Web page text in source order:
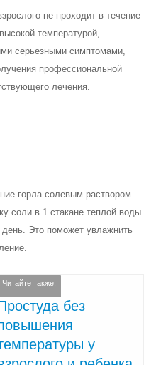
не проходит в течение
температурой,
серьезными симптомами,
профессиональной
лечения.
горла солевым раствором.
соли в 1 стакане теплой воды.
Это поможет увлажнить
Читайте также:
без
у